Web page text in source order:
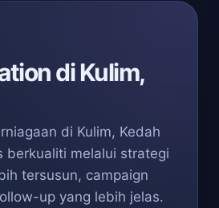
di Kulim,
di Kulim, Kedah
berkualiti melalui strategi
tersusun, campaign
up yang lebih jelas.